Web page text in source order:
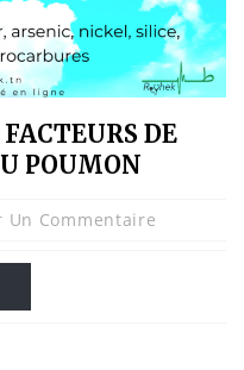
DE
POUMON
Un Commentaire